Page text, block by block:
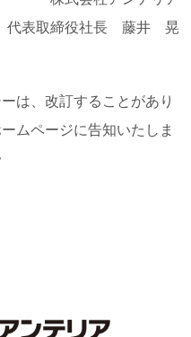
代表取締役社長 藤井 晃
は、改訂することがあり
ムページに告知いたしま